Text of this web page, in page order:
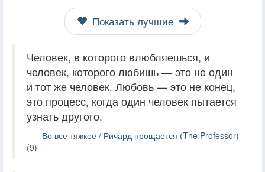
Показать лучшие
Человек, в которого влюбляешься, и
человек, которого любишь — это не один
и тот же человек. Любовь — это не конец,
это процесс, когда один человек пытается
узнать другого.
Во всё тяжкое / Ричард прощается (The Professor)
(9)